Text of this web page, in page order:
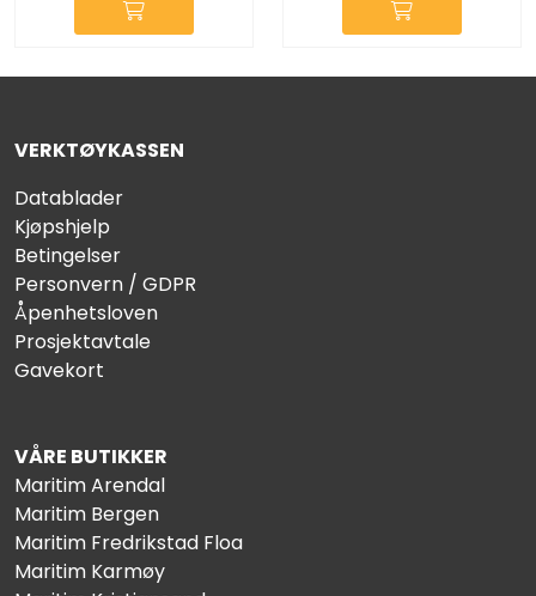
VERKTØYKASSEN
Datablader
Kjøpshjelp
Betingelser
Personvern / GDPR
Åpenhetsloven
Prosjektavtale
Gavekort
VÅRE BUTIKKER
Maritim Arendal
Maritim Bergen
Maritim Fredrikstad Floa
Maritim Karmøy